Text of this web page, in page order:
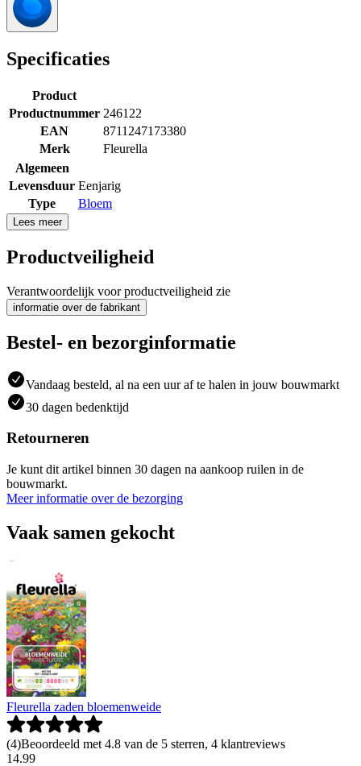
Specificaties
Product
Productnummer 246122
EAN
8711247173380
Merk
Fleurella
Algemeen
Levensduur Eenjarig
Type
Bloem
Lees meer
Productveiligheid
Verantwoordelijk voor productveiligheid zie
informatie over de fabrikant
Bestel- en bezorginformatie
Vandaag besteld, al na een uur af te halen in jouw bouwmarkt
30 dagen bedenktijd
Retourneren
Je kunt dit artikel binnen 30 dagen na aankoop ruilen in de
bouwmarkt.
Meer informatie over de bezorging
Vaak samen gekocht
Fleurella zaden bloemenweide
(4)Beoordeeld met 4.8 van de 5 sterren, 4 klantreviews
14.99